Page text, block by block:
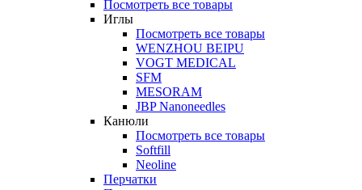
Посмотреть все товары
Иглы
Посмотреть все товары
WENZHOU BEIPU
VOGT MEDICAL
SFM
MESORAM
JBP Nanoneedles
Канюли
Посмотреть все товары
Softfill
Neoline
Перчатки